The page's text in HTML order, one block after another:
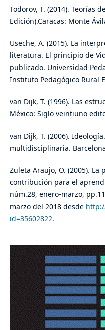
Todorov, T. (2014). Teorías
Edición).Caracas: Monte
Useche, A. (2015). La
literatura. El principio de
publicado. Universidad
Instituto Pedagógico Rural
van Dijk, T. (1996). Las
México: Siglo veintiuno
van Dijk, T. (2006).
multidisciplinaria.
Zuleta Araujo, O. (2005).
contribución para el
núm.28, enero-marzo,
marzo del 2018 desde
id=35602822.